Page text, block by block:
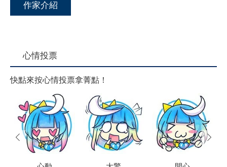
作家介紹
心情投票
快點來按心情投票拿菁點！
prev next